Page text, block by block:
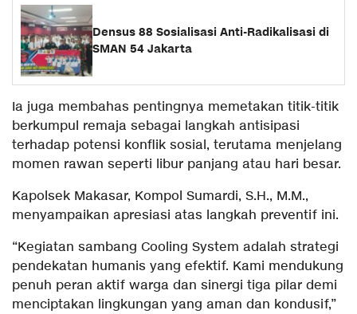
Densus 88 Sosialisasi Anti-Radikalisasi di
SMAN 54 Jakarta
Ia juga membahas pentingnya memetakan titik-titik
berkumpul remaja sebagai langkah antisipasi
terhadap potensi konflik sosial, terutama menjelang
momen rawan seperti libur panjang atau hari besar.
Kapolsek Makasar, Kompol Sumardi, S.H., M.M.,
menyampaikan apresiasi atas langkah preventif ini.
“Kegiatan sambang Cooling System adalah strategi
pendekatan humanis yang efektif. Kami mendukung
penuh peran aktif warga dan sinergi tiga pilar demi
menciptakan lingkungan yang aman dan kondusif,”